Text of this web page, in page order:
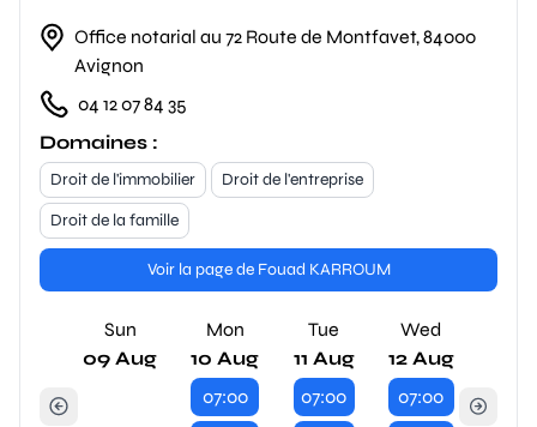
Office notarial au 72 Route de Montfavet, 84000
Avignon
04 12 07 84 35
Domaines :
Droit de l'immobilier
Droit de l'entreprise
Droit de la famille
Voir la page de Fouad KARROUM
Sun
09 Aug
Mon
10 Aug
07:00
Tue
11 Aug
07:00
Wed
12 Aug
07:00